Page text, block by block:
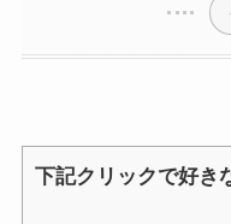
下記クリックで好き